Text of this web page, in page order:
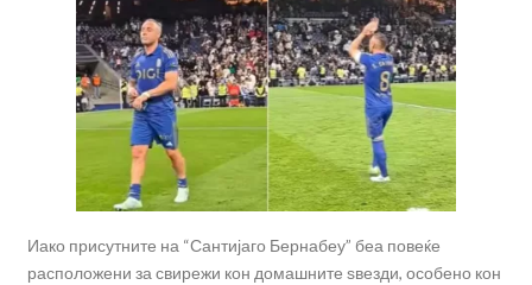
Англиски репрезентативец обвинет за напад во ноќен клуб – ќе
оди на суд!
Дилеми повеќе нема: Познато е кога Родри ќе стане новиот
фудбалер на Барселона
Ливерпул и Арсенал влегуваат во „војна“ поради фудбалер
вреден 69 милиони евра!
Иако присутните на “Сантијаго Бернабеу” беа повеќе
расположени за свирежи кон домашните ѕвезди, особено кон